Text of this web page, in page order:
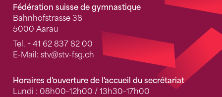
Fédération suisse de gymnastique
Bahnhofstrasse 38
5000 Aarau
Tel. + 41 62 837 82 00
E-Mail: stv@stv-fsg.ch
Horaires d'ouverture de l'accueil du secrétariat
Lundi : 08h00–12h00 / 13h30–17h00